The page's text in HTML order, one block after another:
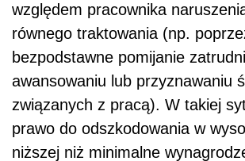
względem pracownika
równego traktowania (np.
bezpodstawne pomijanie
awansowaniu lub przyznawaniu
związanych z pracą). W takiej
prawo do odszkodowania w
niższej niż minimalne